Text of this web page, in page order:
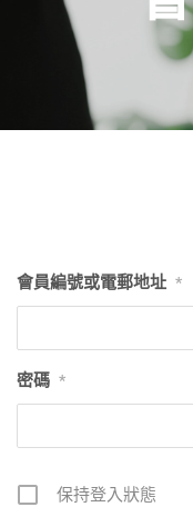
會員編號或電郵地址 *
密碼 *
保持登入狀態